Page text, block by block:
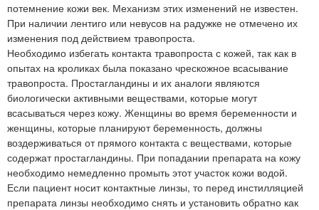
потемнение кожи век. Механизм этих изменений не известен.
При наличии лентиго или невусов на радужке не отмечено их
изменения под действием травопроста.
Необходимо избегать контакта травопроста с кожей, так как в
опытах на кроликах была показано чрескожное всасывание
травопроста. Простагландины и их аналоги являются
биологически активными веществами, которые могут
всасываться через кожу. Женщины во время беременности и
женщины, которые планируют беременность, должны
воздерживаться от прямого контакта с веществами, которые
содержат простагландины. При попадании препарата на кожу
необходимо немедленно промыть этот участок кожи водой.
Если пациент носит контактные линзы, то перед инстилляцией
препарата линзы необходимо снять и установить обратно как